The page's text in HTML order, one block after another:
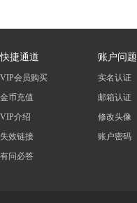
快捷通道
VIP会员购买
金币充值
VIP介绍
失效链接
有问必答
账户问题
实名认证
邮箱认证
修改头像
账户密码